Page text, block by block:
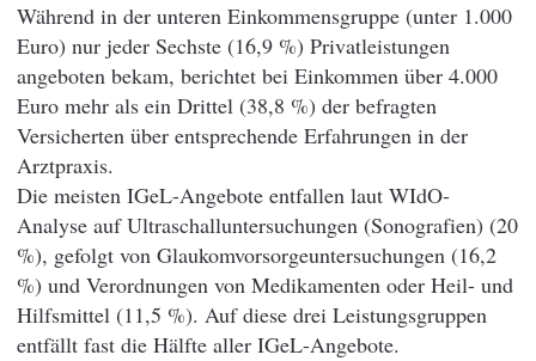
Während in der unteren Einkommensgruppe (unter 1.000
Euro) nur jeder Sechste (16,9 %) Privatleistungen
angeboten bekam, berichtet bei Einkommen über 4.000
Euro mehr als ein Drittel (38,8 %) der befragten
Versicherten über entsprechende Erfahrungen in der
Arztpraxis.
Die meisten IGeL-Angebote entfallen laut WIdO-
Analyse auf Ultraschalluntersuchungen (Sonografien) (20
%), gefolgt von Glaukomvorsorgeuntersuchungen (16,2
%) und Verordnungen von Medikamenten oder Heil- und
Hilfsmittel (11,5 %). Auf diese drei Leistungsgruppen
entfällt fast die Hälfte aller IGeL-Angebote.